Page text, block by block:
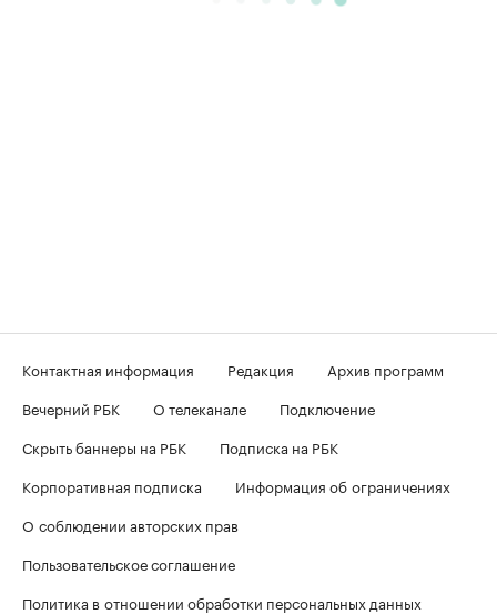
Контактная информация Редакция
Архив программ
Вечерний РБК
О телеканале
Подключение
Скрыть баннеры на РБК
Подписка на РБК
Корпоративная подписка
Информация об ограничениях
О соблюдении авторских прав
Пользовательское соглашение
Политика в отношении обработки персональных данных